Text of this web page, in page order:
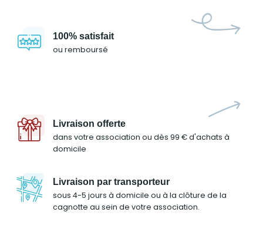
100% satisfait
ou remboursé
Livraison offerte
dans votre association ou dès 99 € d'achats à
domicile
Livraison par transporteur
sous 4-5 jours à domicile ou à la clôture de la
cagnotte au sein de votre association.